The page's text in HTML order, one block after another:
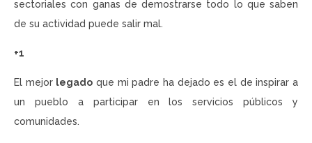
sectoriales con ganas de demostrarse todo lo que saben
de su actividad puede salir mal.
+1
El mejor legado que mi padre ha dejado es el de inspirar a
un pueblo a participar en los servicios públicos y
comunidades.